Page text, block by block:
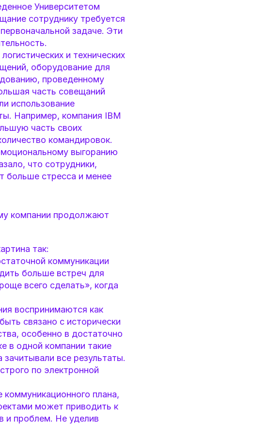
Университетом
сотруднику требуется
задаче. Эти
и технических
оборудование для
проведенному
часть совещаний
использование
Например, компания IBM
часть своих
командировок.
выгоранию
что сотрудники,
больше стресса и менее
компании продолжают
так:
коммуникации
больше встреч для
всего сделать», когда
воспринимаются как
связано с исторически
особенно в достаточно
в одной компании такие
все результаты.
по электронной
коммуникационного плана,
может приводить к
и проблем. Не уделив